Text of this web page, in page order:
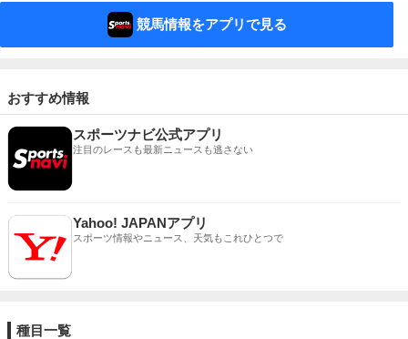
競馬情報をアプリで見る
おすすめ情報
スポーツナビ公式アプリ
注目のレースも最新ニュースも逃さない
Yahoo! JAPANアプリ
スポーツ情報やニュース、天気もこれひとつで
種目一覧